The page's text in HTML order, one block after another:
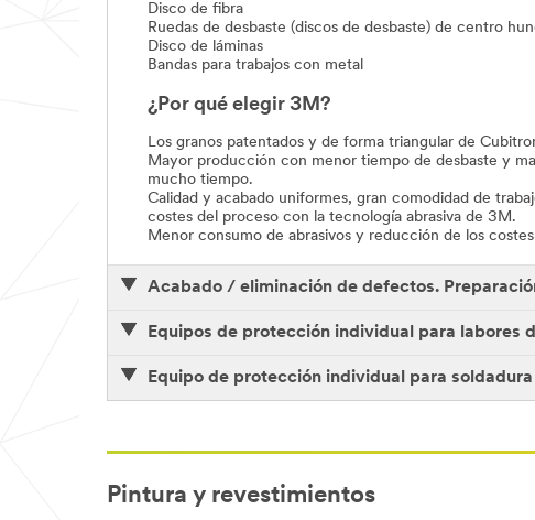
Disco de fibra
Ruedas de desbaste (discos de desbaste) de centro
Disco de láminas
Bandas para trabajos con metal
¿Por qué elegir 3M?
Los granos patentados y de forma triangular de
Mayor producción con menor tiempo de desbaste y
mucho tiempo.
Calidad y acabado uniformes, gran comodidad de
costes del proceso con la tecnología abrasiva de 3M.
Menor consumo de abrasivos y reducción de los
Acabado / eliminación de defectos.
Equipos de protección individual para
Equipo de protección individual para soldadura
Pintura y revestimientos